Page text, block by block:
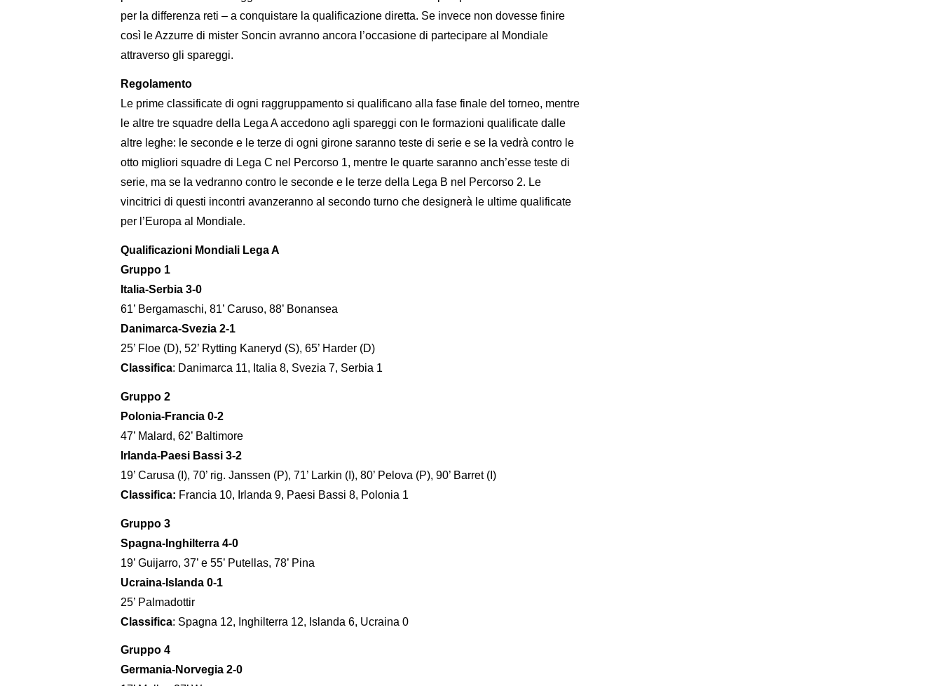
per la differenza reti – a conquistare la qualificazione diretta. Se invece non dovesse finire
così le Azzurre di mister Soncin avranno ancora l’occasione di partecipare al Mondiale
attraverso gli spareggi.
Regolamento
Le prime classificate di ogni raggruppamento si qualificano alla fase finale del torneo, mentre
le altre tre squadre della Lega A accedono agli spareggi con le formazioni qualificate dalle
altre leghe: le seconde e le terze di ogni girone saranno teste di serie e se la vedrà contro le
otto migliori squadre di Lega C nel Percorso 1, mentre le quarte saranno anch’esse teste di
serie, ma se la vedranno contro le seconde e le terze della Lega B nel Percorso 2. Le
vincitrici di questi incontri avanzeranno al secondo turno che designerà le ultime qualificate
per l’Europa al Mondiale.
Qualificazioni Mondiali Lega A
Gruppo 1
Italia-Serbia 3-0
61’ Bergamaschi, 81’ Caruso, 88’ Bonansea
Danimarca-Svezia 2-1
25’ Floe (D), 52’ Rytting Kaneryd (S), 65’ Harder (D)
Classifica: Danimarca 11, Italia 8, Svezia 7, Serbia 1
Gruppo 2
Polonia-Francia 0-2
47’ Malard, 62’ Baltimore
Irlanda-Paesi Bassi 3-2
19’ Carusa (I), 70’ rig. Janssen (P), 71’ Larkin (I), 80’ Pelova (P), 90’ Barret (I)
Classifica: Francia 10, Irlanda 9, Paesi Bassi 8, Polonia 1
Gruppo 3
Spagna-Inghilterra 4-0
19’ Guijarro, 37’ e 55’ Putellas, 78’ Pina
Ucraina-Islanda 0-1
25’ Palmadottir
Classifica: Spagna 12, Inghilterra 12, Islanda 6, Ucraina 0
Gruppo 4
Germania-Norvegia 2-0